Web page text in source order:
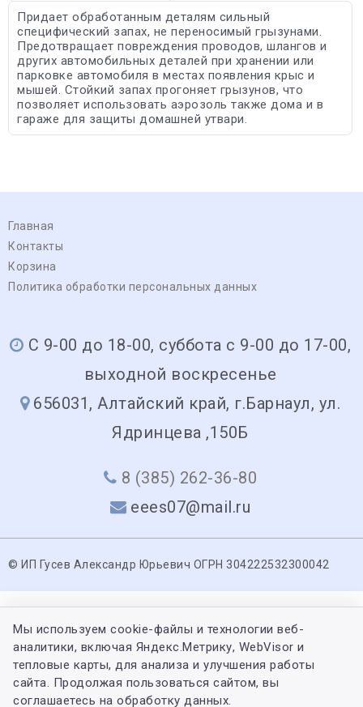
Придает обработанным деталям сильный
специфический запах, не переносимый грызунами.
Предотвращает повреждения проводов, шлангов и
других автомобильных деталей при хранении или
парковке автомобиля в местах появления крыс и
мышей. Стойкий запах прогоняет грызунов, что
позволяет использовать аэрозоль также дома и в
гараже для защиты домашней утвари.
Главная
Контакты
Корзина
Политика обработки персональных данных
С 9-00 до 18-00, суббота с 9-00 до 17-00,
выходной воскресенье
656031, Алтайский край, г.Барнаул, ул.
Ядринцева ,150Б
8 (385) 262-36-80
eees07@mail.ru
© ИП Гусев Александр Юрьевич ОГРН 304222532300042
Мы используем cookie-файлы и технологии веб-
аналитики, включая Яндекс.Метрику, WebVisor и
тепловые карты, для анализа и улучшения работы
сайта. Продолжая пользоваться сайтом, вы
соглашаетесь на обработку данных.